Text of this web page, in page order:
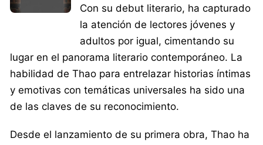
Con su debut literario, ha capturado
la atención de lectores jóvenes y
adultos por igual, cimentando su
lugar en el panorama literario contemporáneo. La
habilidad de Thao para entrelazar historias íntimas
y emotivas con temáticas universales ha sido una
de las claves de su reconocimiento.
Desde el lanzamiento de su primera obra, Thao ha